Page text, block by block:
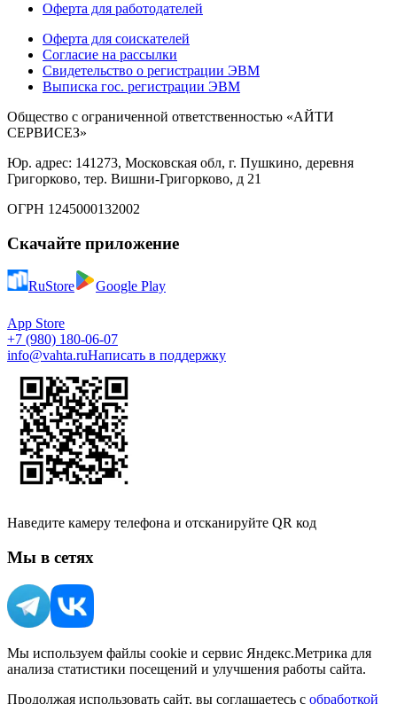
Оферта для работодателей
Оферта для соискателей
Согласие на рассылки
Свидетельство о регистрации ЭВМ
Выписка гос. регистрации ЭВМ
Общество с ограниченной ответственностью «АЙТИ
СЕРВИСЕЗ»
Юр. адрес: 141273, Московская обл, г. Пушкино, деревня
Григорково, тер. Вишни-Григорково, д 21
ОГРН 1245000132002
Скачайте приложение
RuStore Google Play
App Store
+7 (980) 180-06-07
info@vahta.ruНаписать в поддержку
Наведите камеру телефона и отсканируйте QR код
Мы в сетях
Мы используем файлы cookie и сервис Яндекс.Метрика для
анализа статистики посещений и улучшения работы сайта.
Продолжая использовать сайт, вы соглашаетесь с обработкой